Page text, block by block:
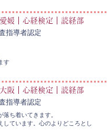
媛｜心経検定｜読経部
指導者認定
す
阪｜心経検定｜読経部
指導者認定
ち着いてきます。
しています。心のよりどころとし